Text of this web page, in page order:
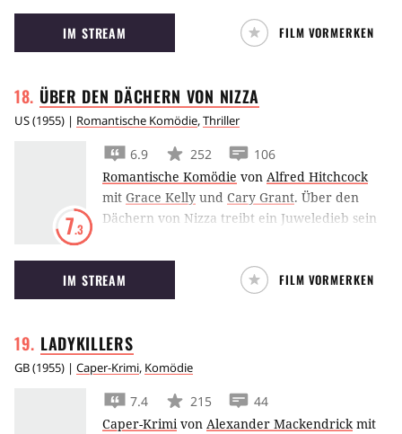
IM STREAM FILM VORMERKEN
ÜBER DEN DÄCHERN VON NIZZA
US(1955) | Romantische Komödie,Thriller
7.3
6.9 252
106
Romantische Komödie von Alfred Hitchcock
mit Grace Kelly und Cary Grant. Über den
Dächern von Nizza treibt ein Juweledieb sein
Grace Kelly abgesehen hat.
IM STREAM FILM VORMERKEN
LADYKILLERS
GB(1955) | Caper-Krimi, Komödie
7.4 215
44
Caper-Krimivon Alexander Mackendrickmit